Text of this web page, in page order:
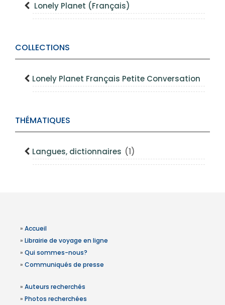
Lonely Planet (Français)
COLLECTIONS
Lonely Planet Français Petite Conversation
THÉMATIQUES
Langues, dictionnaires (1)
» Accueil
» Librairie de voyage en ligne
» Qui sommes-nous?
» Communiqués de presse
» Auteurs recherchés
» Photos recherchées